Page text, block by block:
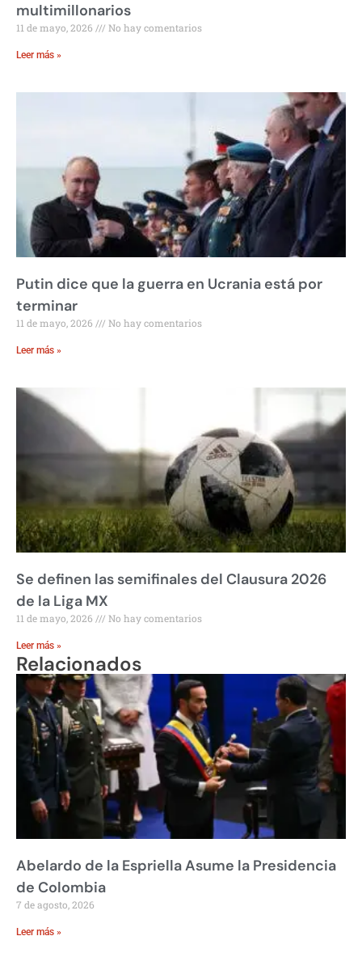
multimillonarios
11 de mayo, 2026 No hay comentarios
Leer más »
Putin dice que la guerra en Ucrania está por
terminar
11 de mayo, 2026 No hay comentarios
Leer más »
Se definen las semifinales del Clausura 2026
de la Liga MX
11 de mayo, 2026 No hay comentarios
Leer más »
Relacionados
Abelardo de la Espriella Asume la Presidencia
de Colombia
7 de agosto, 2026
Leer más »